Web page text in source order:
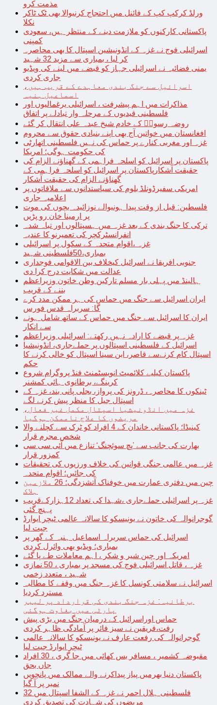
مذمت کرو
ورلڈ کرکپ کپ کے فائنل میں احتجاج کرنیوالا بھی ٹک ٹاکر
نکلا
پاکستانی کارکنوں کو ملازمت دینے کے منتظر ہیں، سعودی
کمپنی
اسرائیلی فوج نے غزہ کے انڈونیشین اسپتال کا بھی محاصرہ
کر لیا ، بمباری سے مزید 32 شہید
یمنی فضائیہ نے اسرائیلی جہاز کو قبضے میں لینے کی ویڈیو
جاری کردی
اسرائیل سے جنگ بندی معاہدے کے قریب ہیں،
اسماعیل ہنیہ
مذاکرات میں اہم پیشرفت ، اسرائیلی یرغمالیوں اور
فلسطینی قیدیوں کے مرحلہ وار تبادلے پر اتفاق
روضہ رسولؐ کے خادم شیخ عبدہ علی انتقال کر گئے
افغانستان میں خواتین آج بھی اپنے بنیادی حقوق سے محروم
غزہ اور مغربی کنارے پر حماس کی نہیں فلسطینی اتھارٹی
کی حکومت ہوگی؛ امریکا
پاکستان پر اسرائیل کو اسلحہ فراہمی کے گھناؤنے الزام کی
حقیقت آشکارپاکستان پر اسرائیل کو اسلحہ فراہمی کے
گھناؤنے الزام کی حقیقت آشکار
امریکی سفیرڈونلڈ بلوم کی سیاستدانوں سے ملاقاتوں پر
اعلامیہ جاری
فلسطین: قبل از وقت پیدا ہونیوالے نوزائیدہ بچوں کی موت
پر ارمینا خان رو پڑیں
ترکی کا جنگ بندی کے بعد غزہ میں ہسپتالوں اور تباہ شدہ
انفرانسٹرکچر کی تعمیرنو کا عندیہ
غزہ ،اقوام متحدہ کے سکول پر اسرائیلی
بمباری،50فلسطینی شہید
جنوبی افریقا نے اسرائیل کیخلاف بین الاقوامی فوجداری
عدالت میں شکایت درج کرا دی
ہالینڈ میں پہلی بار مسلم تارکین وطن خاتون وزیراعظم
بننے کے قریب
ایران اسرائیل سے جنگ میں حماس کی ہر ممکن مدد کرے
گا: سربراہ قدس فورس
ایران کا اسرائیل سے جنگ میں حماس کے ساتھ شامل ہونے
سے انکار
غزہ پر قبضے کا ارادہ نہیں رکھتے: اسرائیلی وزیراعظم
اسرائیل کے فلسطینی اسپتالوں پر حملےجاری، انڈونیشیا
اسپتال کام کرنےسے قاصر، ابن سینا اسپتال کو خالی کرنے کا
حکم
پاکستان کیلیے کلائمیٹ انویسٹمنٹ فنڈ پروگرام شروع
کرینگے، برطانوی ہائی کمشنر
ٹینکوں کا محاصرہ، ڈرونز کی پرواز، بجلی پانی بند، غزہ کے
اسپتال جیل کا منظر پیش کرنے لگے
غزہ میں انڈونیشیا اسپتال مکمل غیر فعال،
مریضوں کا علاج ناممکن ہوگیا
کینیڈا؛ پاکستانی خاندان کے 4 افراد کو ٹرک سے کچلنے والا
شخص مجرم قرار
بھارت کی جانب سے ’پچ سوئچنگ‘ تنازع میں آئی سی سی
کمزور قرار
غزہ میں عالمی جنگی قوانین کی خلاف ورزیوں کی تحقیقات
کی جائیں؛ اقوام متحدہ
چین میں دفتری عمارت میں خوفناک آتشزدگی؛ 26 ملازمین
ہلاک
غزہ پر اسرائیلی حملےجاری ،شہدا کی تعداد 12ہزارکےقریب
پہنچ گئی
گوجرانوالہ کی خاتون نے یونیسکو کا سالانہ عالمی ٹیچر ایوارڈ
جیت لیا
اسرائیل کی حماس سربراہ اسماعیل ہنیہ کے گھر پر
بمباری؛ ویڈیو بھی وائرل کردی
امریکہ اور چین شیر و شکر ، اہم معاملات طے پا گئے
غزہ ، قاتل اسرائیلی فوج کی مسجد پر بمباری ، 50 نمازی
شہید ، متعدد زخمی
اسرائیل نے سلامتی کونسل کا غزہ جنگ میں وقفے کا مطالبہ
مسترد کردیا
برطانیہ: غزہ جنگ بندی کی قرارداد پر لیبر
پارٹی میں بغاوت ہوگئی
حماس اوراسرائیل کے درمیان جنگ میں بڑی پیش
رفت،فریقین نے سیز فائر پر آمادگی ظاہر کردی
گوجرانوالہ کی رفعت عارف نے یونیسکو کا سالانہ عالمی
ٹیچر ایوارڈ جیت لیا
مقبوضہ کشمیر ، مسافر بس کھائی میں جا گری ، 30 افراد
جاں بحق
پاکستان دنیا بھرمیں پیاز پیداکرنے والے ممالک میں پانچویں
نمبر پر آ گیا
فلسطینی ہلال احمر نے غزہ کے الشفا اسپتال میں 32
مریضوں کی شہادت کی تصدیق کردی